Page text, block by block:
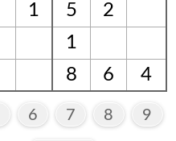
1 5
2
1
8 6 4
6 7 8 9